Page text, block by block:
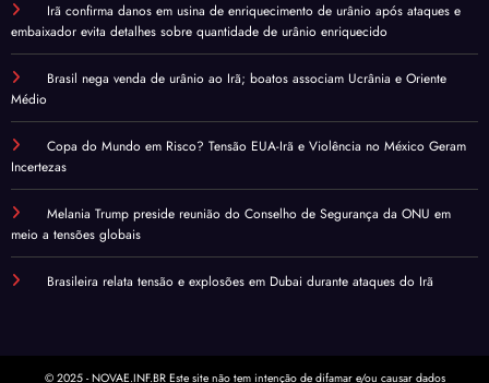
Irã confirma danos em usina de enriquecimento de urânio após ataques e
embaixador evita detalhes sobre quantidade de urânio enriquecido
Brasil nega venda de urânio ao Irã; boatos associam Ucrânia e Oriente
Médio
Copa do Mundo em Risco? Tensão EUA-Irã e Violência no México Geram
Incertezas
Melania Trump preside reunião do Conselho de Segurança da ONU em
meio a tensões globais
Brasileira relata tensão e explosões em Dubai durante ataques do Irã
© 2025 - NOVAE.INF.BR Este site não tem intenção de difamar e/ou causar dados